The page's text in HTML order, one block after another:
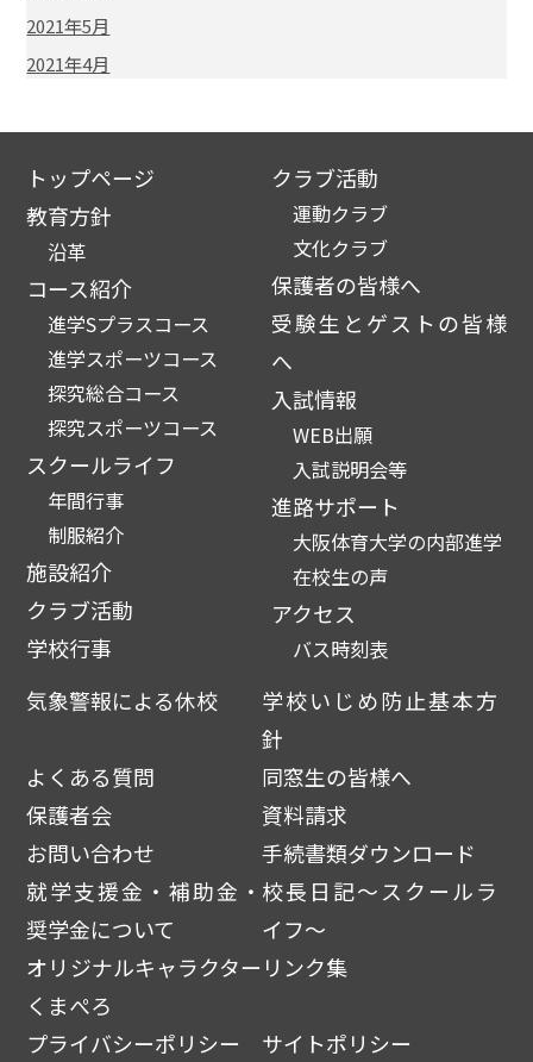
2021年5月
2021年4月
トップページ
教育方針
沿革
コース紹介
進学Sプラスコース
進学スポーツコース
探究総合コース
探究スポーツコース
スクールライフ
年間行事
制服紹介
施設紹介
クラブ活動
学校行事
クラブ活動
運動クラブ
文化クラブ
保護者の皆様へ
受験生とゲストの皆様
へ
入試情報
WEB出願
入試説明会等
進路サポート
大阪体育大学の内部進学
在校生の声
アクセス
バス時刻表
気象警報による休校
学校いじめ防止基本方
針
よくある質問
同窓生の皆様へ
保護者会
資料請求
お問い合わせ
手続書類ダウンロード
就学支援金・補助金・
奨学金について
校長日記～スクールラ
イフ～
オリジナルキャラクター
くまぺろ
リンク集
プライバシーポリシー
サイトポリシー